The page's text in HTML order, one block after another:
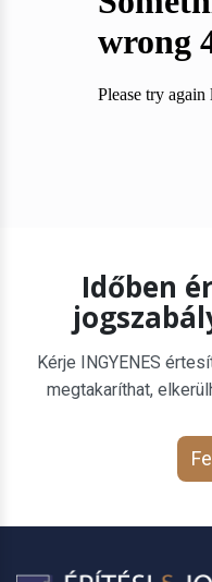
Időben
Kérje INGYENES
megtakaríthat,